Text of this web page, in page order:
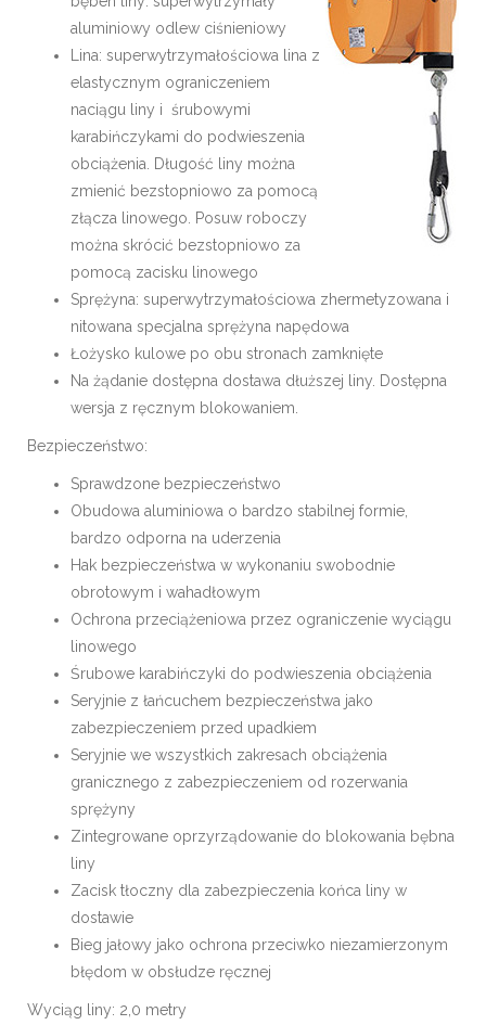
aluminiowy odlew ciśnieniowy
Lina: superwytrzymałościowa lina z
elastycznym ograniczeniem
naciągu liny i śrubowymi
karabińczykami do podwieszenia
obciążenia. Długość liny można
zmienić bezstopniowo za pomocą
złącza linowego. Posuw roboczy
można skrócić bezstopniowo za
pomocą zacisku linowego
Sprężyna: superwytrzymałościowa zhermetyzowana i
nitowana specjalna sprężyna napędowa
Łożysko kulowe po obu stronach zamknięte
Na żądanie dostępna dostawa dłuższej liny. Dostępna
wersja z ręcznym blokowaniem.
Bezpieczeństwo:
Sprawdzone bezpieczeństwo
Obudowa aluminiowa o bardzo stabilnej formie,
bardzo odporna na uderzenia
Hak bezpieczeństwa w wykonaniu swobodnie
obrotowym i wahadłowym
Ochrona przeciążeniowa przez ograniczenie wyciągu
linowego
Śrubowe karabińczyki do podwieszenia obciążenia
Seryjnie z łańcuchem bezpieczeństwa jako
zabezpieczeniem przed upadkiem
Seryjnie we wszystkich zakresach obciążenia
granicznego z zabezpieczeniem od rozerwania
sprężyny
Zintegrowane oprzyrządowanie do blokowania bębna
liny
Zacisk tłoczny dla zabezpieczenia końca liny w
dostawie
Bieg jałowy jako ochrona przeciwko niezamierzonym
błędom w obsłudze ręcznej
Wyciąg liny: 2,0 metry